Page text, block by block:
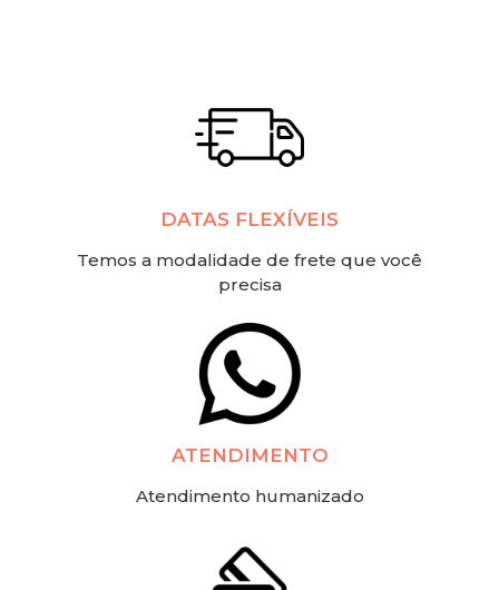
DATAS FLEXÍVEIS
Temos a modalidade de frete que você
precisa
ATENDIMENTO
Atendimento humanizado